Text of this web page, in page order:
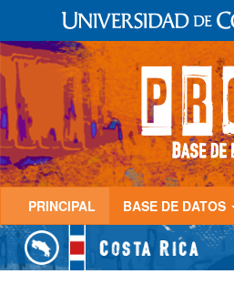
PRINCIPAL BASE DE DATOS